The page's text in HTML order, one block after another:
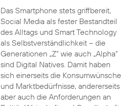
Das Smartphone stets griffbereit,
Social Media als fester Bestandteil
des Alltags und Smart Technology
als Selbstverständlichkeit – die
Generationen „Z“ wie auch „Alpha“
sind Digital Natives. Damit haben
sich einerseits die Konsumwünsche
und Marktbedürfnisse, andererseits
aber auch die Anforderungen an